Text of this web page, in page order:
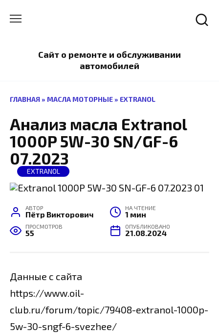
содержанию
Сайт о ремонте и обслуживании
автомобилей
ГЛАВНАЯ » МАСЛА МОТОРНЫЕ » EXTRANOL
Анализ масла Extranol
1000P 5W-30 SN/GF-6
07.2023
EXTRANOL
АВТОР
Пётр Викторович
НА ЧТЕНИЕ
1 мин
ПРОСМОТРОВ
55
ОПУБЛИКОВАНО
21.08.2024
Данные с сайта
https://www.oil-
club.ru/forum/topic/79408-extranol-1000p-
5w-30-sngf-6-svezhee/